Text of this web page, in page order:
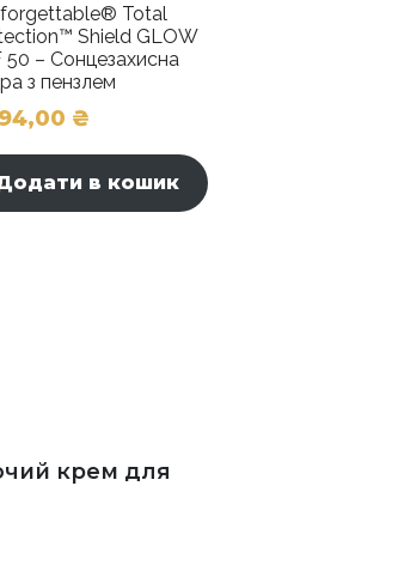
Total
Shield GLOW
50 – Сонцезахисна
з пензлем
₴
в кошик
крем для